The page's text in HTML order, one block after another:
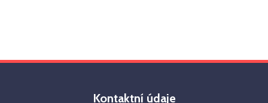
Kontaktní údaje